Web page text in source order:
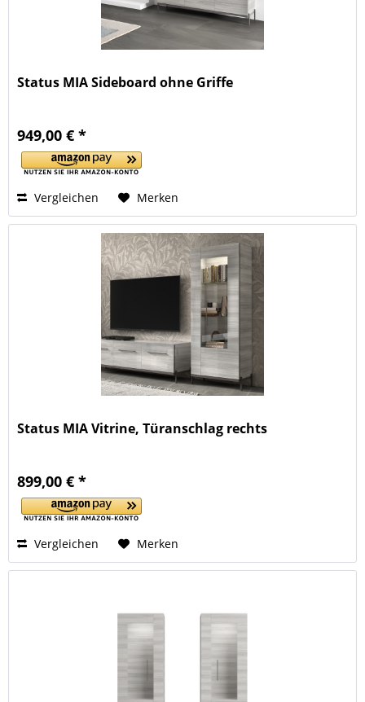
Status MIA Sideboard ohne Griffe
949,00 € *
Vergleichen Merken
Status MIA Vitrine, Türanschlag rechts
899,00 € *
Vergleichen Merken